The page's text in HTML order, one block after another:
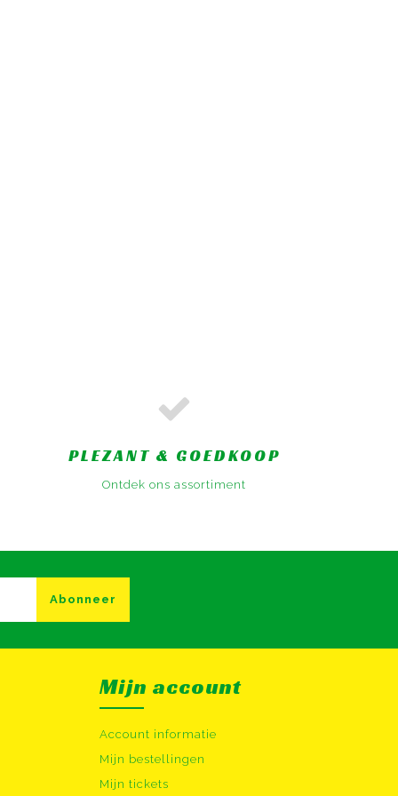
PLEZANT & GOEDKOOP
Ontdek ons assortiment
Abonneer
Mijn account
Account informatie
Mijn bestellingen
Mijn tickets